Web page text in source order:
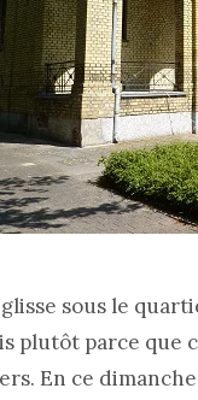
sous le
plutôt parce que
En ce